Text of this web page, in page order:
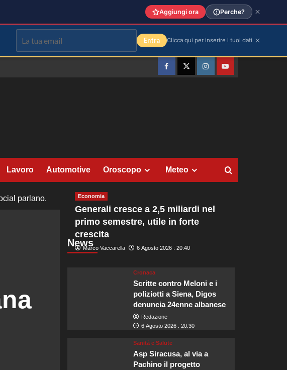
FacebookTwitterInstagramYouTube
Lavoro Automotive Oroscopo Meteo
parlano.
News
Economia
Generali cresce a 2,5 miliardi nel
primo semestre, utile in forte
crescita
Marco Vaccarella 6 Agosto 2026 : 20:40
Cronaca
Scritte contro Meloni e i
poliziotti a Siena, Digos
denuncia 24enne albanese
Redazione
6 Agosto 2026 : 20:30
Sanità e Salute
Asp Siracusa, al via a
Pachino il progetto
Aggiungi ora Perche?
Entra Clicca qui per inserire i tuoi dati